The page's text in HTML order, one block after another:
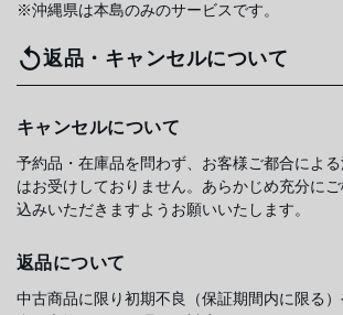
※沖縄県は本島のみのサービスです。
返品・キャンセルについて
キャンセルについて
予約品・在庫品を問わず、お客様ご都合によ
はお受けしておりません。あらかじめ充分に
込みいただきますようお願いいたします。
返品について
中古商品に限り初期不良（保証期間内に限る